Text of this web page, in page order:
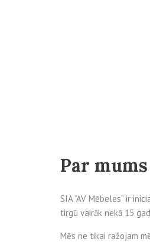
Par mums
SIA ”AV Mēbeles” ir
tirgū vairāk nekā 15
Mēs ne tikai ražojam